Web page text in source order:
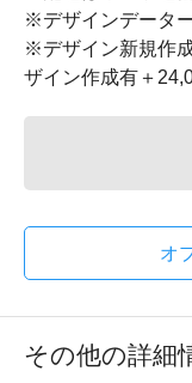
※デザインデータ
※デザイン新規作
ザイン作成有＋
オ
その他の詳細